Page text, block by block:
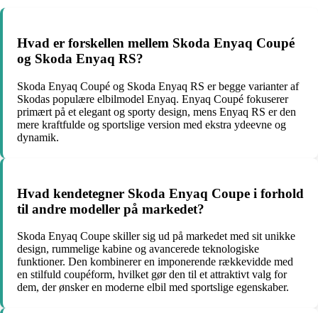
Hvad er forskellen mellem Skoda Enyaq Coupé
og Skoda Enyaq RS?
Skoda Enyaq Coupé og Skoda Enyaq RS er begge varianter af
Skodas populære elbilmodel Enyaq. Enyaq Coupé fokuserer
primært på et elegant og sporty design, mens Enyaq RS er den
mere kraftfulde og sportslige version med ekstra ydeevne og
dynamik.
Hvad kendetegner Skoda Enyaq Coupe i forhold
til andre modeller på markedet?
Skoda Enyaq Coupe skiller sig ud på markedet med sit unikke
design, rummelige kabine og avancerede teknologiske
funktioner. Den kombinerer en imponerende rækkevidde med
en stilfuld coupéform, hvilket gør den til et attraktivt valg for
dem, der ønsker en moderne elbil med sportslige egenskaber.